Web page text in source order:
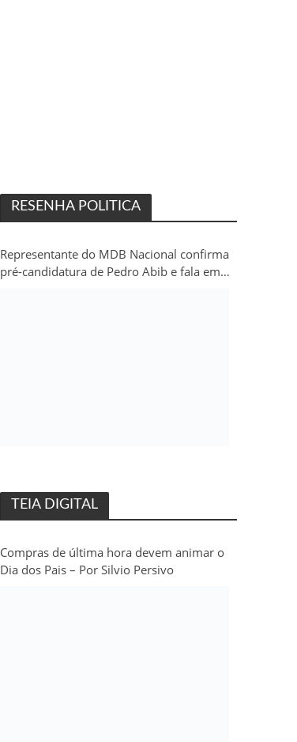
RESENHA POLITICA
Representante do MDB Nacional confirma
pré-candidatura de Pedro Abib e fala em
TEIA DIGITAL
Compras de última hora devem animar o
Dia dos Pais – Por Silvio Persivo